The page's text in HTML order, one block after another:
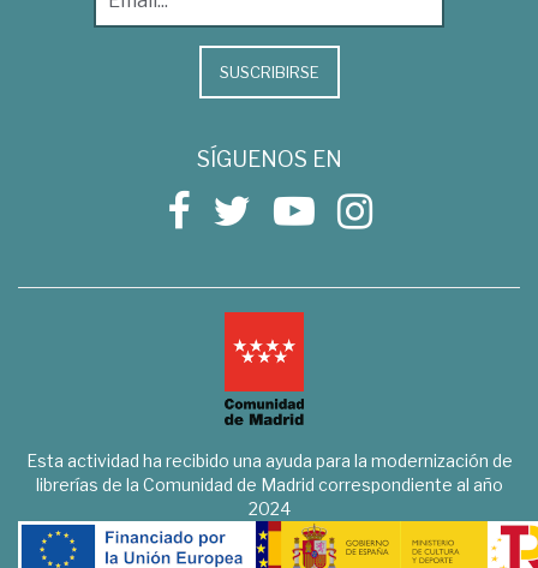
SUSCRIBIRSE
SÍGUENOS EN
Esta actividad ha recibido una ayuda para la modernización de
librerías de la Comunidad de Madrid correspondiente al año
2024